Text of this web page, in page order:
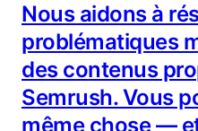
Nous aidons à
problématiques
des contenus
Semrush. Vous
même chose —